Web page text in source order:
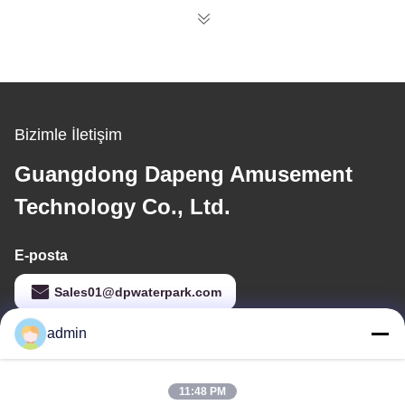
Bizimle İletişim
Guangdong Dapeng Amusement
Technology Co., Ltd.
E-posta
Sales01@dpwaterpark.com
Adresimiz
admin
11:48 PM